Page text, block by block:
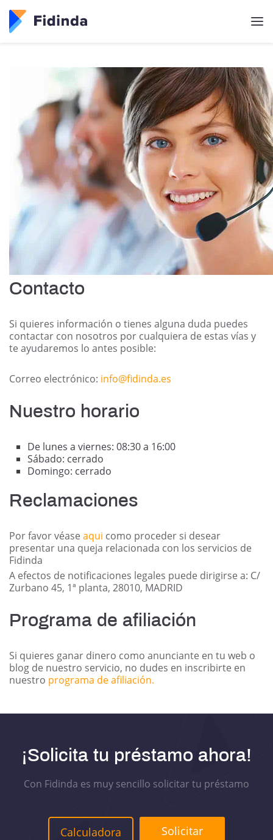
Contacto
Si quieres información o tienes alguna duda puedes
contactar con nosotros por cualquiera de estas vías y
te ayudaremos lo antes posible:
Correo electrónico: info@fidinda.es
Nuestro horario
De lunes a viernes: 08:30 a 16:00
Sábado: cerrado
Domingo: cerrado
Reclamaciones
Por favor véase aqui como proceder si desear
presentar una queja relacionada con los servicios de
Fidinda
A efectos de notificaciones legales puede dirigirse a: C/
Zurbano 45, 1ª planta, 28010, MADRID
Programa de afiliación
Si quieres ganar dinero como anunciante en tu web o
blog de nuestro servicio, no dudes en inscribirte en
nuestro programa de afiliación.
¡Solicita tu préstamo ahora!
Con Fidinda es muy sencillo solicitar tu préstamo
Calculadora Solicitar